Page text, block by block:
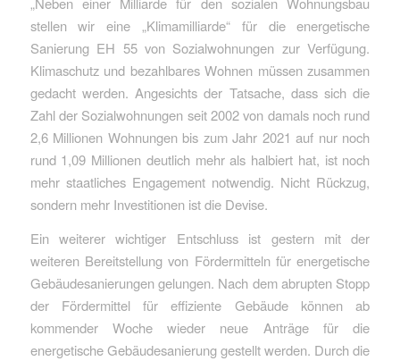
stellen wir eine „Klimamilliarde“ für die energetische
Sanierung EH 55 von Sozialwohnungen zur Verfügung.
Klimaschutz und bezahlbares Wohnen müssen zusammen
gedacht werden. Angesichts der Tatsache, dass sich die
Zahl der Sozialwohnungen seit 2002 von damals noch rund
2,6 Millionen Wohnungen bis zum Jahr 2021 auf nur noch
rund 1,09 Millionen deutlich mehr als halbiert hat, ist noch
mehr staatliches Engagement notwendig. Nicht Rückzug,
sondern mehr Investitionen ist die Devise.
Ein weiterer wichtiger Entschluss ist gestern mit der
weiteren Bereitstellung von Fördermitteln für energetische
Gebäudesanierungen gelungen. Nach dem abrupten Stopp
der Fördermittel für effiziente Gebäude können ab
kommender Woche wieder neue Anträge für die
energetische Gebäudesanierung gestellt werden. Durch die